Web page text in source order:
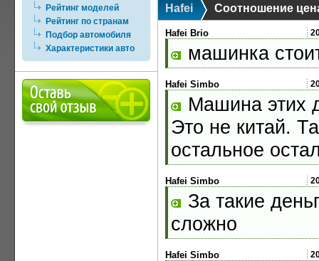
Рейтинг моделей
Рейтинг по странам
Подбор автомобиля
Характеристики авто
Hafei Соотношение
Hafei Brio
машинка
Hafei Simbo
Машина этих
Это не китай.
остальное
Hafei Simbo
За такие
сложно
Hafei Simbo